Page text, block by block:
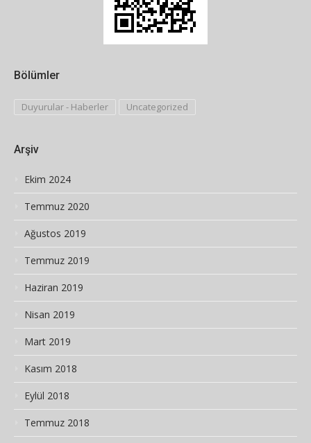
Bölümler
Duyurular - Haberler Uncategorized
Arşiv
Ekim 2024
Temmuz 2020
Ağustos 2019
Temmuz 2019
Haziran 2019
Nisan 2019
Mart 2019
Kasım 2018
Eylül 2018
Temmuz 2018